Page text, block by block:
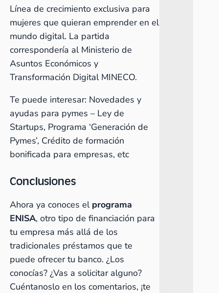
Línea de crecimiento exclusiva para
mujeres que quieran emprender en el
mundo digital. La partida
correspondería al Ministerio de
Asuntos Económicos y
Transformación Digital MINECO.
Te puede interesar: Novedades y
ayudas para pymes – Ley de
Startups, Programa ‘Generación de
Pymes’, Crédito de formación
bonificada para empresas, etc
Conclusiones
Ahora ya conoces el programa
ENISA, otro tipo de financiación para
tu empresa más allá de los
tradicionales préstamos que te
puede ofrecer tu banco. ¿Los
conocías? ¿Vas a solicitar alguno?
Cuéntanoslo en los comentarios, ¡te